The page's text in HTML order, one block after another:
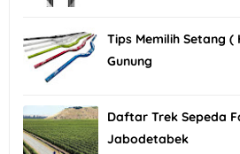
Tips Memilih Setang (
Gunung
Daftar Trek Sepeda
Jabodetabek